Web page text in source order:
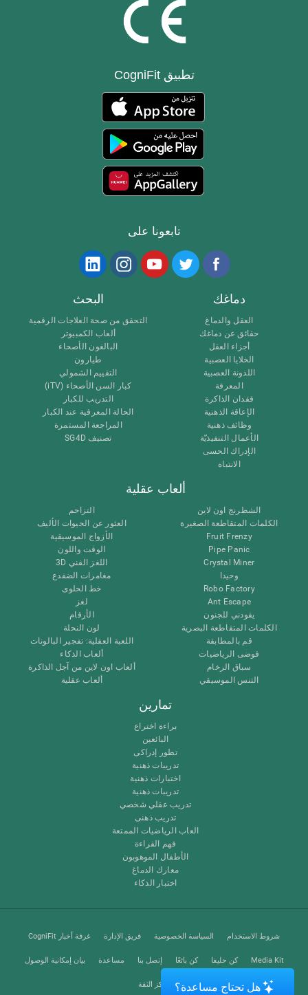
تطبيق CogniFit
تابعونا على
دماغك
العقل والدماغ
حقائق عن دماغك
أجزاء العقل
الخلايا العصبية
اللدونة العصبية
المعرفة
فقدان الذاكرة
الإعاقة الذهنية
وظائف ذهنية
الأعمال التنفيذيّة
الإدراك الحسى
الانتباه
البحث
التحقق من صحة العلاجات الرقمية
ألعاب الكمبيوتر
البالغون الأصحاء
طيارون
التقييم الشمولي
كبار السن الأصحاء (iTV)
التدريب للكبار
الحالة المعرفية عند الكبار
المراجعة المستمرة
تصنيف SG4D
ألعاب عقلية
الشطرنج اون لاين
الكلمات المتقاطعة الصغيرة
Fruit Frenzy
Pipe Panic
Crystal Miner
وحيدا
Robo Factory
Ant Escape
يقودني للجنون
الكلمات المتقاطعة البصرية
قم بالمطابقة
فوضى الرياضيات
سباق الرخام
التنس الموسيقي
التزاحم
العثور عن الحيوات الأليف
الأزواج الموسيقية
الوقت واللون
اللغز الفني 3D
مغامرات الضفدع
خط الحلوى
لغز
الأرقام
لون النحلة
اللعبة العقلية: تفجير البالونات
ألعاب الذكاء
ألعاب اون لاين من آجل الذاكرة
ألعاب عقلية
تمارين
براءة اختراع
البائعين
تطور إدراكى
تدريبات ذهنية
اختبارات ذهنية
تدريبات ذهنية
تدريب عقلي شخصي
تدريب ذهنى
العاب الرياضيات الممتعة
فهم القراءة
الأطفال الموهوبون
معارك الدماغ
اختبار الذكاء
شروط الاستخدام السياسة الخصوصية فريق الإدارة غرفة أخبار CogniFit
Media Kit كن حليفا كن بائعًا إتصل بنا مساعدة بيان إمكانية الوصول
مركز الثقة هل تحتاج مساعدة؟